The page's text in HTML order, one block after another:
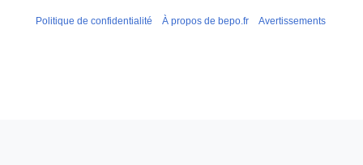
Politique de confidentialité À propos de bepo.fr Avertissements